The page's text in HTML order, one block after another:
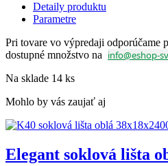
Detaily produktu
Parametre
Pri tovare vo výpredaji odporúčame
dostupné množstvo na info@eshop-
Na sklade 14 ks
Mohlo by vás zaujať aj
Elegant soklová lišta